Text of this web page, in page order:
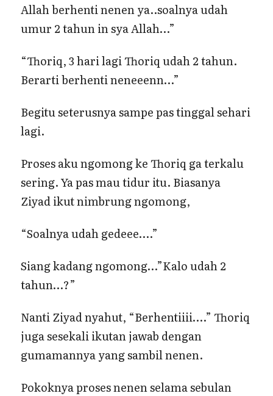
Allah berhenti nenen ya..soalnya udah
umur 2 tahun in sya Allah…”
“Thoriq, 3 hari lagi Thoriq udah 2 tahun.
Berarti berhenti neneeenn…”
Begitu seterusnya sampe pas tinggal sehari
lagi.
Proses aku ngomong ke Thoriq ga terkalu
sering. Ya pas mau tidur itu. Biasanya
Ziyad ikut nimbrung ngomong,
“Soalnya udah gedeee….”
Siang kadang ngomong…”Kalo udah 2
tahun…?”
Nanti Ziyad nyahut, “Berhentiiii….” Thoriq
juga sesekali ikutan jawab dengan
gumamannya yang sambil nenen.
Pokoknya proses nenen selama sebulan